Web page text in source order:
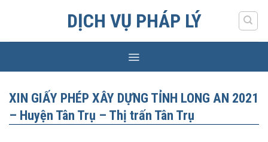
DỊCH VỤ PHÁP LÝ
XIN GIẤY PHÉP XÂY DỰNG TỈNH LONG AN 2021
– Huyện Tân Trụ – Thị trấn Tân Trụ